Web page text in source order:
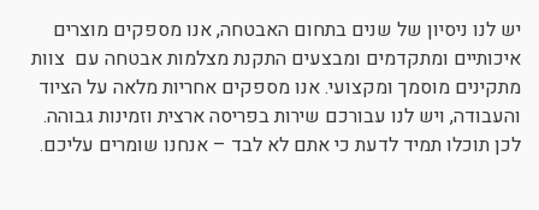
יש לנו ניסיון של שנים בתחום האבטחה, אנו מספקים מוצרים
איכותיים ומתקדמים ומבצעים התקנת מצלמות אבטחה עם צוות
מתקינים מוסמך ומקצועי. אנו מספקים אחריות מלאה על הציוד
והעבודה, ויש לנו עבורכם שירות בפריסה ארצית וזמינות גבוהה.
לכן תוכלו תמיד לדעת כי אתם לא לבד – אנחנו שומרים עליכם.